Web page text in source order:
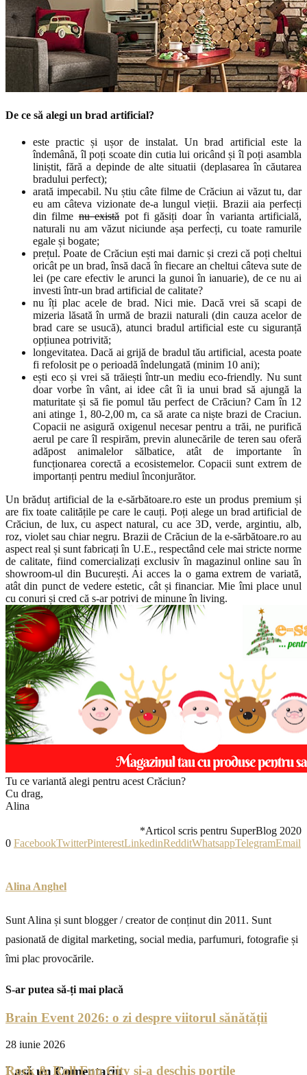
De ce să alegi un brad artificial?
este practic și ușor de instalat. Un brad artificial este la
îndemână, îl poți scoate din cutia lui oricând și îl poți asambla
liniștit, fără a depinde de alte situatii (deplasarea în căutarea
bradului perfect);
arată impecabil. Nu știu câte filme de Crăciun ai văzut tu, dar
eu am câteva vizionate de-a lungul vieții. Brazii aia perfecți
din filmenu existăpot fi găsiți doar în varianta artificială,
naturali nu am văzut niciunde așa perfecți, cu toate ramurile
egale și bogate;
prețul. Poate de Crăciun ești mai darnic și crezi că poți cheltui
oricât pe un brad, însă dacă în fiecare an cheltui câteva sute de
lei (pe care efectiv le arunci la gunoi în ianuarie), de ce nu ai
investi într-un brad artificial de calitate?
nu îți plac acele de brad. Nici mie. Dacă vrei să scapi de
mizeria lăsată în urmă de brazii naturali (din cauza acelor de
brad care se usucă), atunci bradul artificial este cu siguranță
opțiunea potrivită;
longevitatea. Dacă ai grijă de bradul tău artificial, acesta poate
fi refolosit pe o perioadă îndelungată (minim 10 ani);
ești eco și vrei să trăiești într-un mediu eco-friendly. Nu sunt
doar vorbe în vânt, ai idee cât îi ia unui brad să ajungă la
maturitate și să fie pomul tău perfect de Crăciun? Cam în 12
ani atinge 1, 80-2,00 m, ca să arate ca niște brazi de Craciun.
Copacii ne asigură oxigenul necesar pentru a trăi, ne purifică
aerul pe care îl respirăm, previn alunecările de teren sau oferă
adăpost animalelor sălbatice, atât de importante în
funcționarea corectă a ecosistemelor. Copacii sunt extrem de
importanți pentru mediul înconjurător.
Un brăduț artificial de la e-sărbătoare.ro este un produs premium și
are fix toate calitățile pe care le cauți. Poți alege un brad artificial de
Crăciun, de lux, cu aspect natural, cu ace 3D, verde, argintiu, alb,
roz, violet sau chiar negru. Brazii de Crăciun de la e-sărbătoare.ro au
aspect real și sunt fabricați în U.E., respectând cele mai stricte norme
de calitate, fiind comercializați exclusiv în magazinul online sau în
showroom-ul din București. Ai acces la o gama extrem de variată,
atât din punct de vedere estetic, cât și financiar. Mie îmi place unul
cu conuri și cred că s-ar potrivi de minune în living.
Tu ce variantă alegi pentru acest Crăciun?
Cu drag,
Alina
*Articol scris pentru SuperBlog 2020
0 FacebookTwitterPinterestLinkedinRedditWhatsappTelegramEmail
Alina Anghel
Sunt Alina și sunt blogger / creator de conținut din 2011. Sunt
pasionată de digital marketing, social media, parfumuri, fotografie și
îmi plac provocările.
S-ar putea să-ți mai placă
Brain Event 2026: o zi despre viitorul sănătății
28 iunie 2026
Rock & Roll Fun City și-a deschis porțile
Lasă un Comentariu